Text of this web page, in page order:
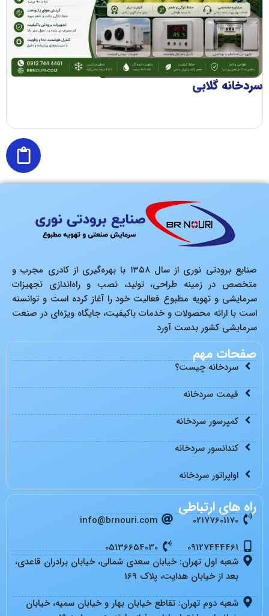
سردخانه گلابی
صنایع برودتی نوری از سال ۱۳۵۸ با بهره‌گیری از کادری مجرب و
متخصص در زمینه طراحی، تولید، نصب و راه‌اندازی تجهیزات
سرمایشی و تهویه مطبوع فعالیت خود را آغاز کرده است و توانسته
است با ارائه محصولات و خدمات باکیفیت، جایگاه ویژه‌ای در صنعت
سرمایشی کشور بدست آورد
صفحات مهم
سردخانه چیست؟
قیمت سردخانه
کمپرسور سردخانه
کندانسور سردخانه
اواپراتور سردخانه
راه های ارتباطی
02177601170
09127444461
info@brnouri.com
05136654030
شعبه اول تهران: خیابان سعدی شمالی، خیابان برادران قاعدی،
بعد از خیابان هدایت، پلاک 169
شعبه دوم تهران: تقاطع خیابان بهار و خیابان سمیه، خیابان